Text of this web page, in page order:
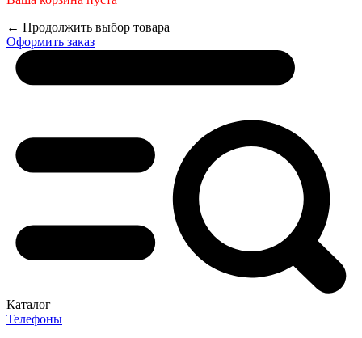
← Продолжить выбор товара
Оформить заказ
Каталог
Телефоны